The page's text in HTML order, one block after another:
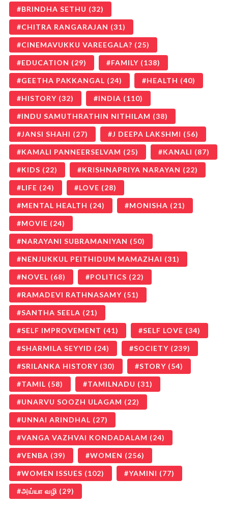
BRINDHA SETHU (32)
CHITRA RANGARAJAN (31)
CINEMAVUKKU VAREEGALA? (25)
EDUCATION (29) FAMILY (138)
GEETHA PAKKANGAL (24) HEALTH (40)
HISTORY (32) INDIA (110)
INDU SAMUTHRATHIN NITHILAM (38)
JANSI SHAHI (27) J DEEPA LAKSHMI (56)
KAMALI PANNEERSELVAM (25) KANALI (87)
KIDS (22) KRISHNAPRIYA NARAYAN (22)
LIFE (24) LOVE (28)
MENTAL HEALTH (24) MONISHA (21)
MOVIE (24)
NARAYANI SUBRAMANIYAN (50)
NENJUKKUL PEITHIDUM MAMAZHAI (31)
NOVEL (68) POLITICS (22)
RAMADEVI RATHNASAMY (51)
SANTHA SEELA (21)
SELF IMPROVEMENT (41) SELF LOVE (34)
SHARMILA SEYYID (24) SOCIETY (239)
SRILANKA HISTORY (30) STORY (54)
TAMIL (58) TAMILNADU (31)
UNARVU SOOZH ULAGAM (22)
UNNAI ARINDHAL (27)
VANGA VAZHVAI KONDADALAM (24)
VENBA (39) WOMEN (256)
WOMEN ISSUES (102) YAMINI (77)
அய்யா வழி (29)